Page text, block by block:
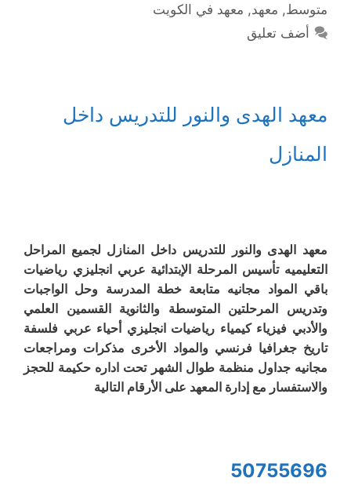
متوسط, معهد, معهد في الكويت
أضف تعليق
معهد الهدى والنور للتدريس داخل
المنازل
معهد الهدى والنور للتدريس داخل المنازل لجميع المراحل
التعليميه تأسيس المرحلة الإبتدائية عربي انجليزي رياضيات
باقي المواد مجانيه متابعة خطة المدرسة وحل الواجبات
وتدريس المرحلتين المتوسطة والثانوية القسمين العلمي
والأدبي فيزياء كيمياء رياضيات انجليزي أحياء عربي فلسفة
تاريخ جغرافيا فرنسي والمواد الأخرى مذكرات ومراجعات
مجانيه جداول منظمة طوال الشهر تحت اداره حكيمة للحجز
والاستفسار مع إدارة المعهد على الأرقام التالية
50755696